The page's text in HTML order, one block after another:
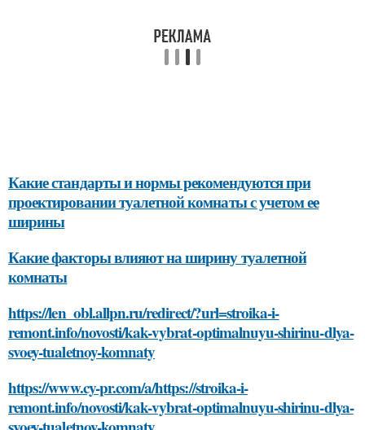
Какие стандарты и нормы рекомендуются при
проектировании туалетной комнаты с учетом ее
ширины
Какие факторы влияют на ширину туалетной
комнаты
https://len_obl.allpn.ru/redirect/?url=stroika-i-
remont.info/novosti/kak-vybrat-optimalnuyu-shirinu-dlya-
svoey-tualetnoy-komnaty
https://www.cy-pr.com/a/https://stroika-i-
remont.info/novosti/kak-vybrat-optimalnuyu-shirinu-dlya-